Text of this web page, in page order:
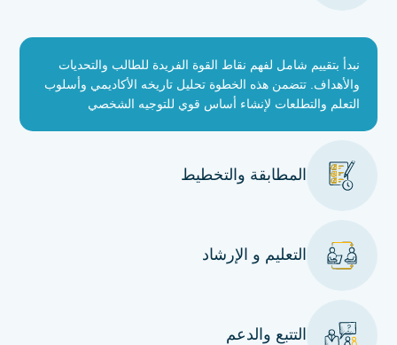
المطابقة والتخطيط
التعليم و الإرشاد
التتبع والدعم
نبدأ بتقييم شامل لفهم نقاط القوة الفريدة للطالب والتحديات
والأهداف. تتضمن هذه الخطوة تحليل تاريخه الأكاديمي وأسلوب
التعلم والتطلعات لإنشاء أساس قوي للتوجيه الشخصي